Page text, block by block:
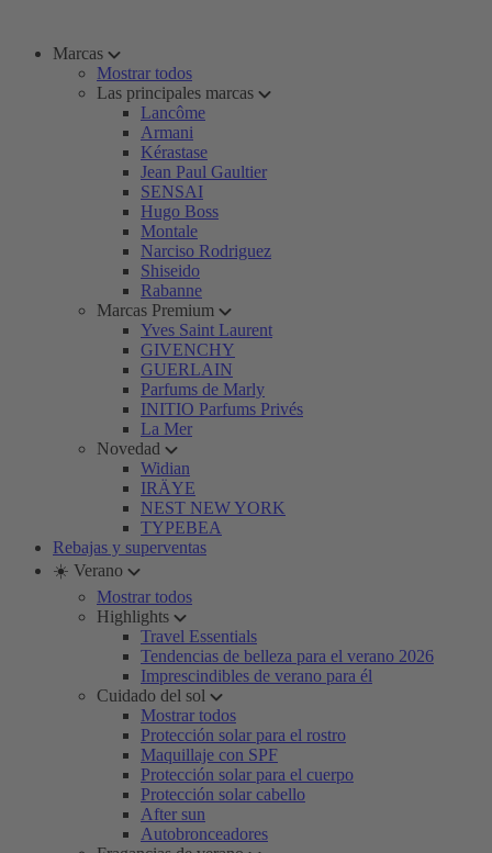
Marcas
Mostrar todos
Las principales marcas
Lancôme
Armani
Kérastase
Jean Paul Gaultier
SENSAI
Hugo Boss
Montale
Narciso Rodriguez
Shiseido
Rabanne
Marcas Premium
Yves Saint Laurent
GIVENCHY
GUERLAIN
Parfums de Marly
INITIO Parfums Privés
La Mer
Novedad
Widian
IRÄYE
NEST NEW YORK
TYPEBEA
Rebajas y superventas
☀️ Verano
Mostrar todos
Highlights
Travel Essentials
Tendencias de belleza para el verano 2026
Imprescindibles de verano para él
Cuidado del sol
Mostrar todos
Protección solar para el rostro
Maquillaje con SPF
Protección solar para el cuerpo
Protección solar cabello
After sun
Autobronceadores